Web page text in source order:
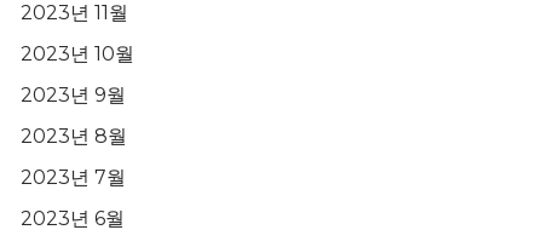
2023년 11월
2023년 10월
2023년 9월
2023년 8월
2023년 7월
2023년 6월